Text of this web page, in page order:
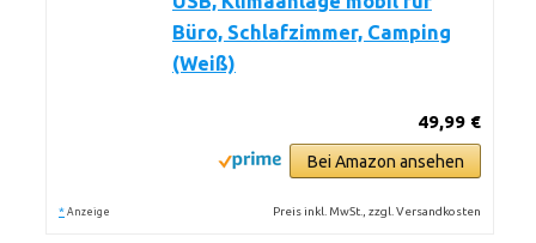
Büro, Schlafzimmer, Camping
(Weiß)
49,99 €
Bei Amazon ansehen
* Anzeige Preis inkl. MwSt., zzgl. Versandkosten